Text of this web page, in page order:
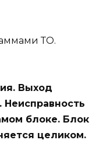
ТО.
Выход
Неисправность
блоке. Блок
целиком.